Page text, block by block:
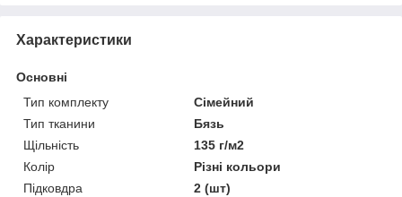
Характеристики
Основні
Тип комплекту
Сімейний
Тип тканини
Бязь
Щільність
135 г/м2
Колір
Різні кольори
Підковдра
2 (шт)